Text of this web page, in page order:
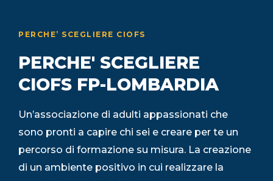
PERCHE’ SCEGLIERE CIOFS
PERCHE' SCEGLIERE
CIOFS FP-LOMBARDIA
Un’associazione di adulti appassionati che
sono pronti a capire chi sei e creare per te un
percorso di formazione su misura. La creazione
di un ambiente positivo in cui realizzare la